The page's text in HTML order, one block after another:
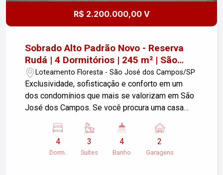
R$ 2.200.000,00 V
Sobrado Alto Padrão Novo - Reserva
Rudá | 4 Dormitórios | 245 m² | São
José dos Campos
Loteamento Floresta - São José dos Campos/SP
Exclusividade, sofisticação e conforto em um
dos condomínios que mais se valorizam em São
José dos Campos. Se você procura uma casa
padrão, ambientes amplos e excelente
iluminação natural, este magnífico sobrado no
Condomínio Reserva Rudá foi projetado para
4
Dorm.
3
Suítes
4
Banho
2
Garagens